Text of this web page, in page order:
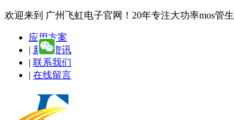
欢迎来到 广州飞虹电子官网！20年专注大功率mos管
应用方案
| 新闻资讯
| 联系我们
| 在线留言